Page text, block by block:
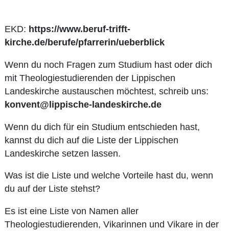
EKD: https://www.beruf-trifft-
kirche.de/berufe/pfarrerin/ueberblick
Wenn du noch Fragen zum Studium hast oder dich
mit Theologiestudierenden der Lippischen
Landeskirche austauschen möchtest, schreib uns:
konvent@lippische-landeskirche.de
Wenn du dich für ein Studium entschieden hast,
kannst du dich auf die Liste der Lippischen
Landeskirche setzen lassen.
Was ist die Liste und welche Vorteile hast du, wenn
du auf der Liste stehst?
Es ist eine Liste von Namen aller
Theologiestudierenden, Vikarinnen und Vikare in der